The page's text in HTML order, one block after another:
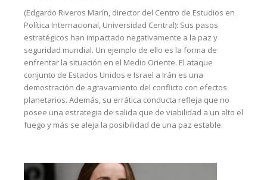
(Edgardo Riveros Marín, director del Centro de Estudios en
Política Internacional, Universidad Central): Sus pasos
estratégicos han impactado negativamente a la paz y
seguridad mundial. Un ejemplo de ello es la forma de
enfrentar la situación en el Medio Oriente. El ataque
conjunto de Estados Unidos e Israel a Irán es una
demostración de agravamiento del conflicto con efectos
planetarios. Además, su errática conducta refleja que no
posee una estrategia de salida que de viabilidad a un alto el
fuego y más se aleja la posibilidad de una paz estable.